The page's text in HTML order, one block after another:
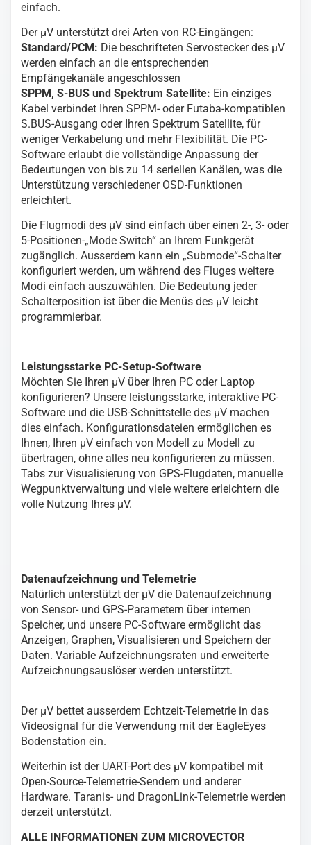
einfach.
Der µV unterstützt drei Arten von RC-Eingängen:
Standard/PCM: Die beschrifteten Servostecker des µV
werden einfach an die entsprechenden
Empfängekanäle angeschlossen
SPPM, S-BUS und Spektrum Satellite: Ein einziges
Kabel verbindet Ihren SPPM- oder Futaba-kompatiblen
S.BUS-Ausgang oder Ihren Spektrum Satellite, für
weniger Verkabelung und mehr Flexibilität. Die PC-
Software erlaubt die vollständige Anpassung der
Bedeutungen von bis zu 14 seriellen Kanälen, was die
Unterstützung verschiedener OSD-Funktionen
erleichtert.
Die Flugmodi des µV sind einfach über einen 2-, 3- oder
5-Positionen-„Mode Switch“ an Ihrem Funkgerät
zugänglich. Ausserdem kann ein „Submode“-Schalter
konfiguriert werden, um während des Fluges weitere
Modi einfach auszuwählen. Die Bedeutung jeder
Schalterposition ist über die Menüs des µV leicht
programmierbar.
Leistungsstarke PC-Setup-Software
Möchten Sie Ihren µV über Ihren PC oder Laptop
konfigurieren? Unsere leistungsstarke, interaktive PC-
Software und die USB-Schnittstelle des µV machen
dies einfach. Konfigurationsdateien ermöglichen es
Ihnen, Ihren µV einfach von Modell zu Modell zu
übertragen, ohne alles neu konfigurieren zu müssen.
Tabs zur Visualisierung von GPS-Flugdaten, manuelle
Wegpunktverwaltung und viele weitere erleichtern die
volle Nutzung Ihres µV.
Datenaufzeichnung und Telemetrie
Natürlich unterstützt der µV die Datenaufzeichnung
von Sensor- und GPS-Parametern über internen
Speicher, und unsere PC-Software ermöglicht das
Anzeigen, Graphen, Visualisieren und Speichern der
Daten. Variable Aufzeichnungsraten und erweiterte
Aufzeichnungsauslöser werden unterstützt.
Der µV bettet ausserdem Echtzeit-Telemetrie in das
Videosignal für die Verwendung mit der EagleEyes
Bodenstation ein.
Weiterhin ist der UART-Port des µV kompatibel mit
Open-Source-Telemetrie-Sendern und anderer
Hardware. Taranis- und DragonLink-Telemetrie werden
derzeit unterstützt.
ALLE INFORMATIONEN ZUM MICROVECTOR